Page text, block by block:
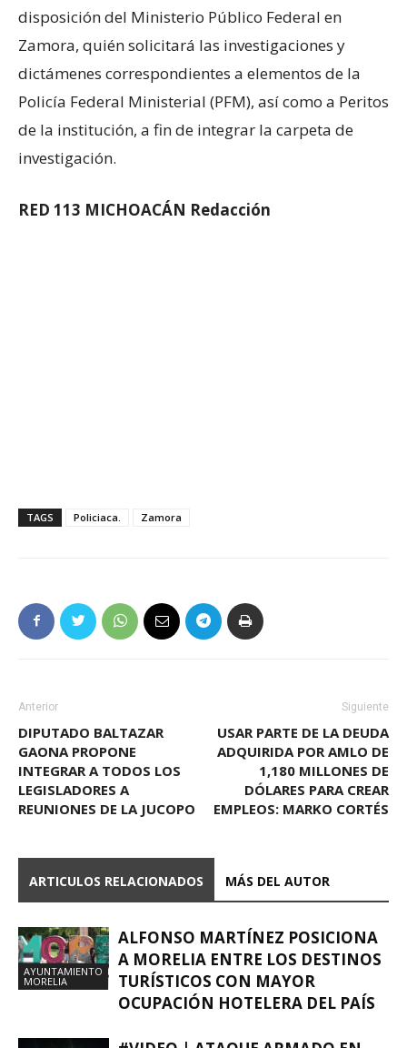
disposición del Ministerio Público Federal en
Zamora, quién solicitará las investigaciones y
dictámenes correspondientes a elementos de la
Policía Federal Ministerial (PFM), así como a Peritos
de la institución, a fin de integrar la carpeta de
investigación.
RED 113 MICHOACÁN Redacción
TAGS Policiaca. Zamora
Anterior
DIPUTADO BALTAZAR
GAONA PROPONE
INTEGRAR A TODOS LOS
LEGISLADORES A
REUNIONES DE LA JUCOPO
Siguiente
USAR PARTE DE LA DEUDA
ADQUIRIDA POR AMLO DE
1,180 MILLONES DE
DÓLARES PARA CREAR
EMPLEOS: MARKO CORTÉS
ARTICULOS RELACIONADOS MÁS DEL AUTOR
AYUNTAMIENTO
MORELIA
ALFONSO MARTÍNEZ POSICIONA
A MORELIA ENTRE LOS DESTINOS
TURÍSTICOS CON MAYOR
OCUPACIÓN HOTELERA DEL PAÍS